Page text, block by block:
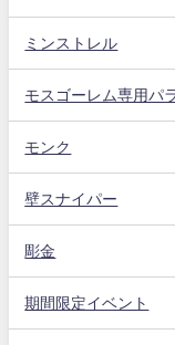
ミンストレル
モスゴーレム専用パ
モンク
壁スナイパー
彫金
期間限定イベント